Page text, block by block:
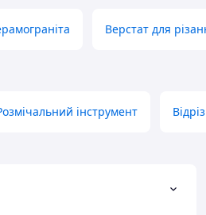
Верстат для
інструмент